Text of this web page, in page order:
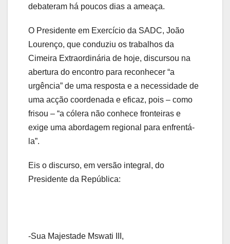
debateram há poucos dias a ameaça.
O Presidente em Exercício da SADC, João
Lourenço, que conduziu os trabalhos da
Cimeira Extraordinária de hoje, discursou na
abertura do encontro para reconhecer “a
urgência” de uma resposta e a necessidade de
uma acção coordenada e eficaz, pois – como
frisou – “a cólera não conhece fronteiras e
exige uma abordagem regional para enfrentá-
la”.
Eis o discurso, em versão integral, do
Presidente da República:
-Sua Majestade Mswati III,